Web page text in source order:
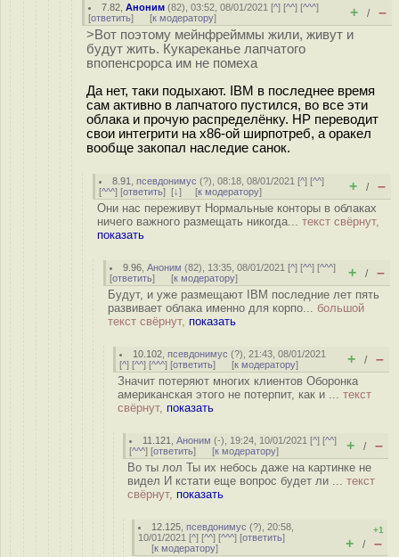
7.82 ,Аноним (82), 03:52, 08/01/2021 [^] [^^] [^^^]
[ответить] [к модератору] + / –
>Вот поэтому мейнфрейммы жили, живут и
будут жить. Кукареканье лапчатого
впопенсрорса им не помеха
Да нет, таки подыхают. IBM в последнее время
сам активно в лапчатого пустился, во все эти
облака и прочую распределёнку. HP переводит
свои интегрити на x86-ой ширпотреб, а оракел
вообще закопал наследие санок.
8.91 ,псевдонимус (?), 08:18, 08/01/2021 [^] [^^]
[^^^] [ответить] [↓] [к модератору] + / –
Они нас переживут Нормальные конторы в облаках
ничего важного размещать никогда... текст свёрнут,
показать
9.96 ,Аноним (82), 13:35, 08/01/2021 [^] [^^] [^^^]
[ответить] [к модератору] + / –
Будут, и уже размещают IBM последние лет пять
развивает облака именно для корпо... большой
текст свёрнут, показать
10.102 ,псевдонимус (?), 21:43, 08/01/2021
[^] [^^] [^^^] [ответить] [к модератору] + / –
Значит потеряют многих клиентов Оборонка
американская этого не потерпит, как и ... текст
свёрнут, показать
11.121 ,Аноним (-), 19:24, 10/01/2021 [^] [^^]
[^^^] [ответить] [к модератору] + / –
Во ты лол Ты их небось даже на картинке не
видел И кстати еще вопрос будет ли ... текст
свёрнут, показать
12.125 ,псевдонимус (?), 20:58,
10/01/2021 [^] [^^] [^^^] [ответить]
[к модератору]
+1
+ / –